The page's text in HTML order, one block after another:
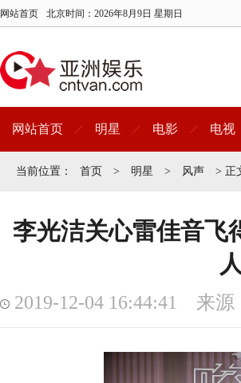
网站首页 北京时间： 2026年8月9日 星期日
网站首页 明星 电影 电视
当前位置： 首页 > 明星 > 风声 > 正
李光洁关心雷佳音飞
2019-12-04 16:44:41 来源